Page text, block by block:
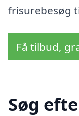
frisurebesøg
Få tilbud,
Søg